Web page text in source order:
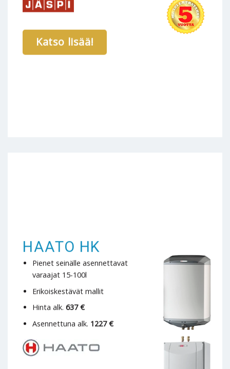
Katso lisää!
HAATO HK
Pienet seinälle asennettavat
varaajat 15-100l
Erikoiskestävät mallit
Hinta alk. 637 €
Asennettuna alk. 1227 €